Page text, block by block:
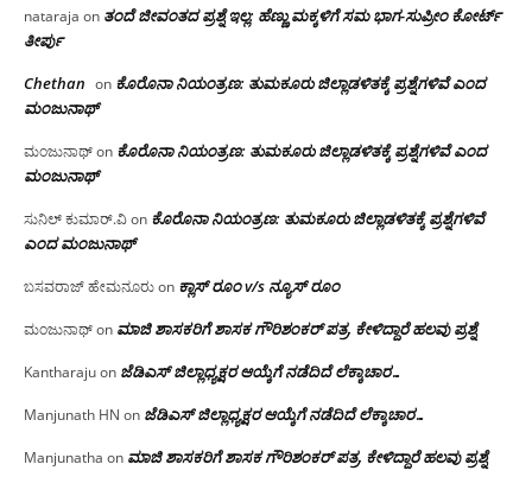
nataraja on ತಂದೆ ಜೀವಂತದ ಪ್ರಶ್ನೆ ಇಲ್ಲ: ಹೆಣ್ಣು ಮಕ್ಕಳಿಗೆ ಸಮ ಭಾಗ-ಸುಪ್ರೀಂ ಕೋರ್ಟ್
ತೀರ್ಪು
Chethan on ಕೊರೊನಾ ನಿಯಂತ್ರಣ: ತುಮಕೂರು ಜಿಲ್ಲಾಡಳಿತಕ್ಕೆ ಪ್ರಶ್ನೆಗಳಿವೆ ಎಂದ
ಮಂಜು‌ನಾಥ್
ಮಂಜುನಾಥ್on ಕೊರೊನಾ ನಿಯಂತ್ರಣ: ತುಮಕೂರು ಜಿಲ್ಲಾಡಳಿತಕ್ಕೆ ಪ್ರಶ್ನೆಗಳಿವೆ ಎಂದ
ಮಂಜು‌ನಾಥ್
ಸುನಿಲ್ ಕುಮಾರ್.ವಿon ಕೊರೊನಾ ನಿಯಂತ್ರಣ: ತುಮಕೂರು ಜಿಲ್ಲಾಡಳಿತಕ್ಕೆ ಪ್ರಶ್ನೆಗಳಿವೆ
ಎಂದ ಮಂಜು‌ನಾಥ್
ಬಸವರಾಜ್ ಹೇಮನೂರುon ಕ್ಲಾಸ್ ರೂಂ v/s ನ್ಯೂಸ್ ರೂಂ
ಮಂಜುನಾಥ್on ಮಾಜಿ ಶಾಸಕರಿಗೆ ಶಾಸಕ ಗೌರಿಶಂಕರ್ ಪತ್ರ, ಕೇಳಿದ್ದಾರೆ ಹಲವು ಪ್ರಶ್ನೆ
Kantharajuon ಜೆಡಿಎಸ್ ಜಿಲ್ಲಾಧ್ಯಕ್ಷರ ಆಯ್ಕೆಗೆ ನಡೆದಿದೆ ಲೆಕ್ಕಾಚಾರ…
Manjunath HN on ಜೆಡಿಎಸ್ ಜಿಲ್ಲಾಧ್ಯಕ್ಷರ ಆಯ್ಕೆಗೆ ನಡೆದಿದೆ ಲೆಕ್ಕಾಚಾರ…
Manjunatha on ಮಾಜಿ ಶಾಸಕರಿಗೆ ಶಾಸಕ ಗೌರಿಶಂಕರ್ ಪತ್ರ, ಕೇಳಿದ್ದಾರೆ ಹಲವು ಪ್ರಶ್ನೆ